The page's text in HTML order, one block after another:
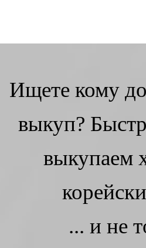
Ищете кому
выкуп?
выкупаем
... и не